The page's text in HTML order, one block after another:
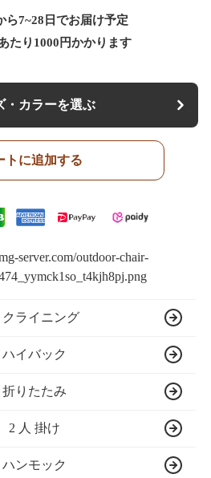
ら7~28日でお届け予定
たり 1000 円かかります
・カラーを選ぶ
トに追加する
クライニング
ハイバック
折りたたみ
2 人 掛け
ハンモック